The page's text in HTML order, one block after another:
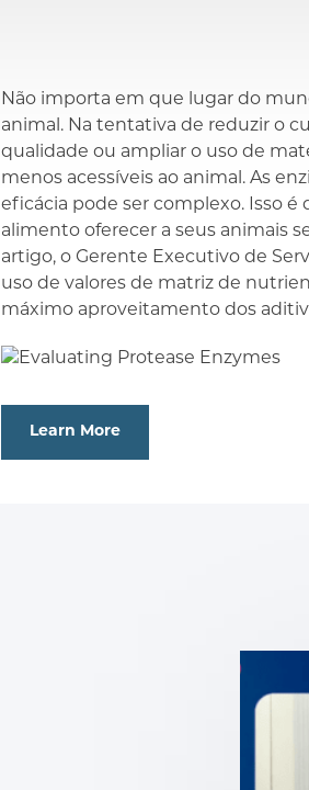
Não importa em que lugar do
animal. Na tentativa de reduzir o
qualidade ou ampliar o uso de
menos acessíveis ao animal. As
eficácia pode ser complexo. Isso
alimento oferecer a seus animais
artigo, o Gerente Executivo de
uso de valores de matriz de
máximo aproveitamento dos
Learn More